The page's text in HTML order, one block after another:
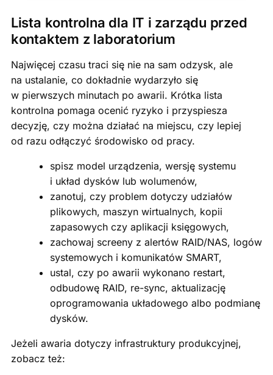
Lista kontrolna dla IT i zarządu przed
kontaktem z laboratorium
Najwięcej czasu traci się nie na sam odzysk, ale
na ustalanie, co dokładnie wydarzyło się
w pierwszych minutach po awarii. Krótka lista
kontrolna pomaga ocenić ryzyko i przyspiesza
decyzję, czy można działać na miejscu, czy lepiej
od razu odłączyć środowisko od pracy.
spisz model urządzenia, wersję systemu
i układ dysków lub wolumenów,
zanotuj, czy problem dotyczy udziałów
plikowych, maszyn wirtualnych, kopii
zapasowych czy aplikacji księgowych,
zachowaj screeny z alertów RAID/NAS, logów
systemowych i komunikatów SMART,
ustal, czy po awarii wykonano restart,
odbudowę RAID, re-sync, aktualizację
oprogramowania układowego albo podmianę
dysków.
Jeżeli awaria dotyczy infrastruktury produkcyjnej,
zobacz też: